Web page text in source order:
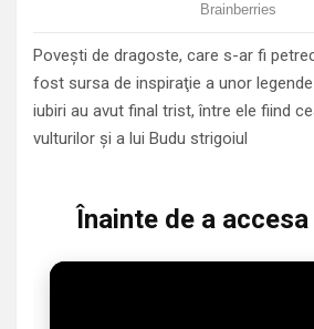
Poveşti de dragoste, care s-ar fi
fost sursa de inspiraţie a unor
iubiri au avut final trist, între ele fiind
vulturilor şi a lui Budu strigoiul
Înainte de a accesa